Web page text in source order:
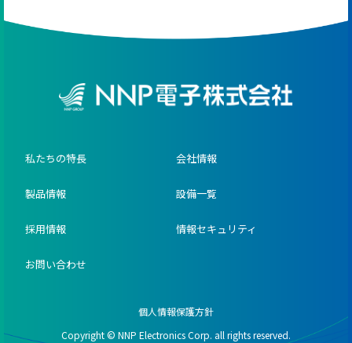
私たちの特長 会社情報
製品情報 設備一覧
採用情報 情報セキュリティ
お問い合わせ
個人情報保護方針
Copyright © NNP Electronics Corp. all rights reserved.